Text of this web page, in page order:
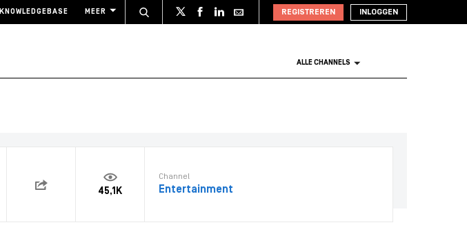
KNOWLEDGEBASE MEER REGISTREREN INLOGGEN
ALLE CHANNELS
45,1K
Channel
Entertainment